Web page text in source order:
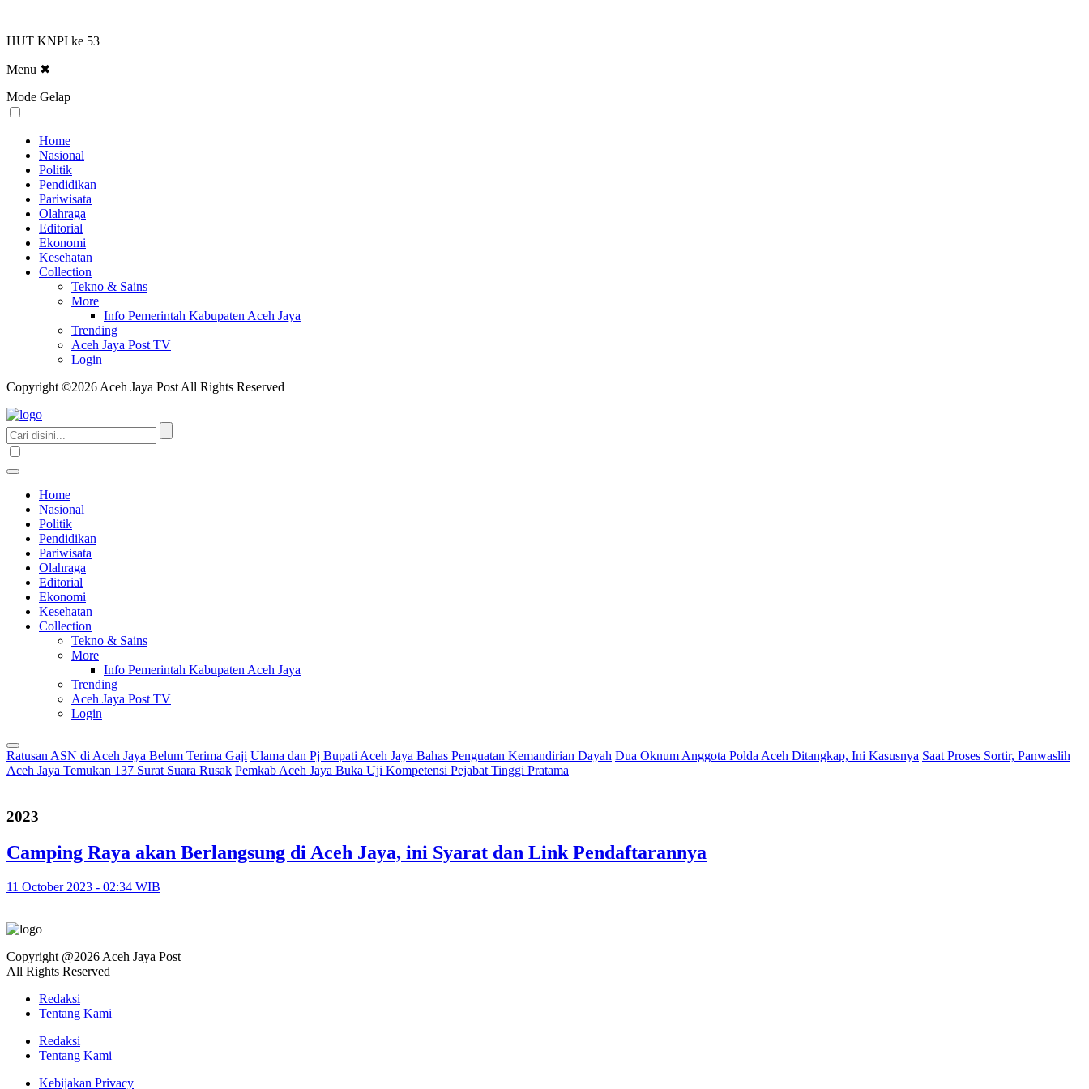
HUT KNPI ke 53
Menu ✖
Mode Gelap
Home
Nasional
Politik
Pendidikan
Pariwisata
Olahraga
Editorial
Ekonomi
Kesehatan
Collection
Tekno & Sains
More
Info Pemerintah Kabupaten Aceh Jaya
Trending
Aceh Jaya Post TV
Login
Copyright ©2026 Aceh Jaya Post All Rights Reserved
Home
Nasional
Politik
Pendidikan
Pariwisata
Olahraga
Editorial
Ekonomi
Kesehatan
Collection
Tekno & Sains
More
Info Pemerintah Kabupaten Aceh Jaya
Trending
Aceh Jaya Post TV
Login
Ratusan ASN di Aceh Jaya Belum Terima Gaji Ulama dan Pj Bupati Aceh Jaya Bahas Penguatan Kemandirian Dayah Dua Oknum Anggota Polda Aceh Ditangkap, Ini Kasusnya Saat Proses Sortir, Panwaslih
Aceh Jaya Temukan 137 Surat Suara Rusak Pemkab Aceh Jaya Buka Uji Kompetensi Pejabat Tinggi Pratama
2023
Camping Raya akan Berlangsung di Aceh Jaya, ini Syarat dan Link Pendaftarannya
11 October 2023 - 02:34 WIB
Copyright @2026 Aceh Jaya Post
All Rights Reserved
Redaksi
Tentang Kami
Redaksi
Tentang Kami
Kebijakan Privacy